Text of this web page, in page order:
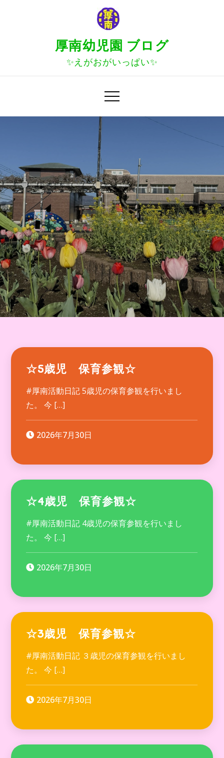
厚南幼児園 ブログ
✨えがおがいっぱい✨
☆5歳児 保育参観☆
#厚南活動日記 5歳児の保育参観を行いまし
た。 今 […]
2026年7月30日
☆4歳児 保育参観☆
#厚南活動日記 4歳児の保育参観を行いまし
た。 今 […]
2026年7月30日
☆3歳児 保育参観☆
#厚南活動日記 ３歳児の保育参観を行いまし
た。 今 […]
2026年7月30日